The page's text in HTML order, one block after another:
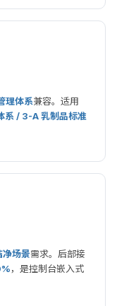
理体系兼容。适用
系 / 3-A 乳制品标准
场景需求。后部接
，是控制台嵌入式